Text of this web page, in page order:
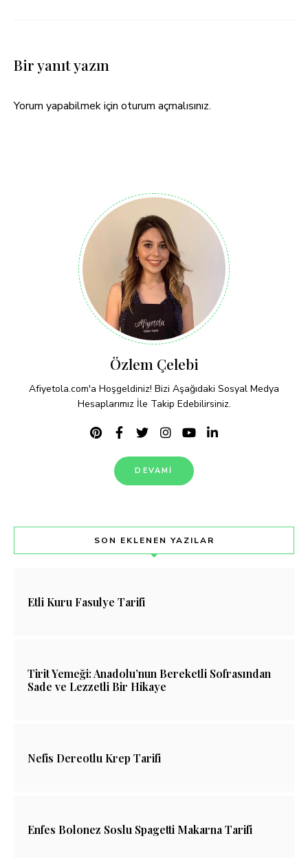
Bir yanıt yazın
Yorum yapabilmek için oturum açmalısınız.
Özlem Çelebi
Afiyetola.com'a Hoşgeldiniz! Bizi Aşağıdaki Sosyal Medya
Hesaplarımız İle Takip Edebilirsiniz.
DEVAMI
SON EKLENEN YAZILAR
Etli Kuru Fasulye Tarifi
Tirit Yemeği: Anadolu’nun Bereketli Sofrasından
Sade ve Lezzetli Bir Hikaye
Nefis Dereotlu Krep Tarifi
Enfes Bolonez Soslu Spagetti Makarna Tarifi